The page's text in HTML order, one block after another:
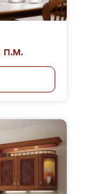
п.м.